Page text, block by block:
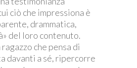
ciò che impressiona è
drammatica,
del loro contenuto.
che pensa di
davanti a sé, ripercorre